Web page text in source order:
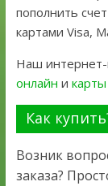
пополнить
картами Visa,
Наш интернет-
онлайн и карты
Как
Возник
заказа?